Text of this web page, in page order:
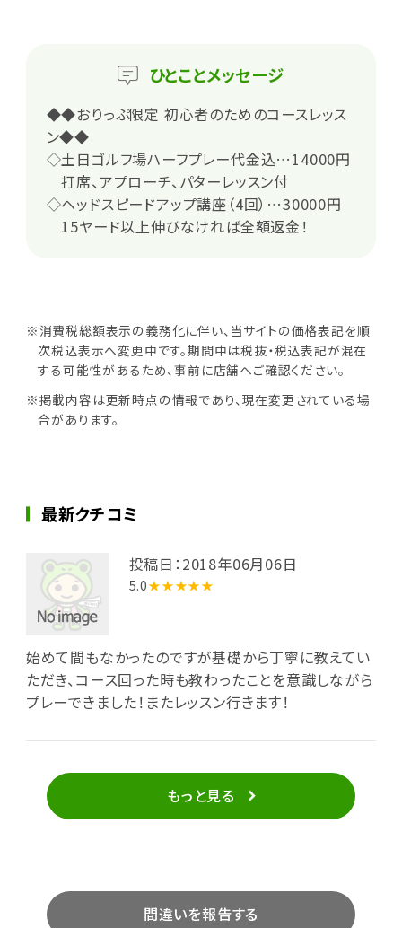
ひとことメッセージ
◆◆おりっぷ限定 初心者のためのコースレッス
ン◆◆
◇土日ゴルフ場ハーフプレー代金込…14000円
打席、アプローチ、パターレッスン付
◇ヘッドスピードアップ講座（4回）…30000円
15ヤード以上伸びなければ全額返金！
※消費税総額表示の義務化に伴い、当サイトの価格表記を順
次税込表示へ変更中です。期間中は税抜・税込表記が混在
する可能性があるため、事前に店舗へご確認ください。
※掲載内容は更新時点の情報であり、現在変更されている場
合があります。
最新クチコミ
投稿日：2018年06月06日
5.0★★★★★
始めて間もなかったのですが基礎から丁寧に教えてい
ただき、コース回った時も教わったことを意識しながら
プレーできました！またレッスン行きます！
もっと見る
間違いを報告する